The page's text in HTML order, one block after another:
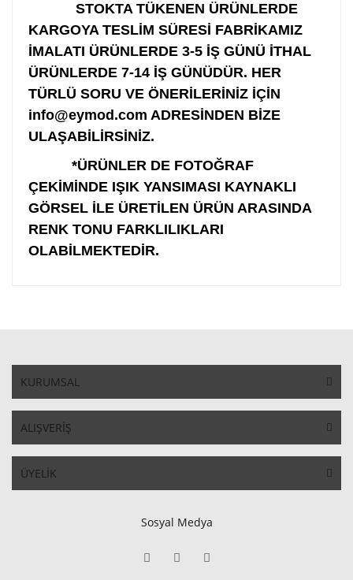
STOKTA TÜKENEN ÜRÜNLERDE
KARGOYA TESLİM SÜRESİ FABRİKAMIZ
İMALATI ÜRÜNLERDE 3-5 İŞ GÜNÜ İTHAL
ÜRÜNLERDE 7-14 İŞ GÜNÜDÜR. HER
TÜRLÜ SORU VE ÖNERİLERİNİZ İÇİN
info@eymod.com ADRESİNDEN BİZE
ULAŞABİLİRSİNİZ.
*ÜRÜNLER DE FOTOĞRAF
ÇEKİMİNDE IŞIK YANSIMASI KAYNAKLI
GÖRSEL İLE ÜRETİLEN ÜRÜN ARASINDA
RENK TONU FARKLILIKLARI
OLABİLMEKTEDİR.
KURUMSAL
ALIŞVERİŞ
ÜYELİK
Sosyal Medya